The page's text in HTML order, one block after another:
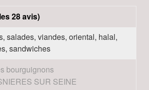
28 avis)
salades, viandes, oriental, halal,
sandwiches
bourguignons
SUR SEINE